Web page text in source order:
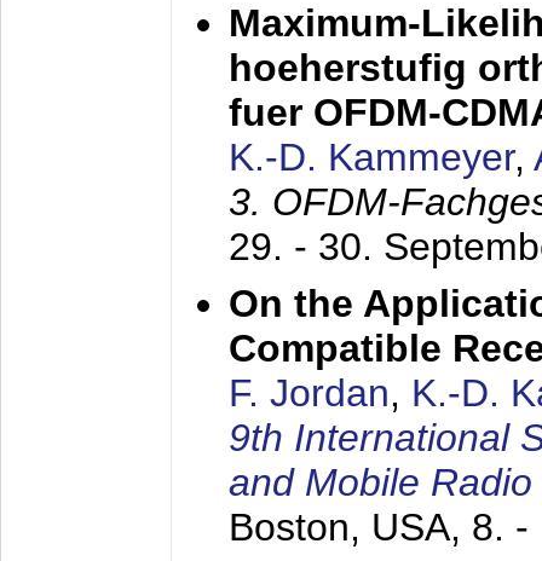
Maximum-
hoeherstufig
fuer OFDM-
K.-D. Kammeyer,
3. OFDM-
29. - 30.
On the
Compatible
F. Jordan, K.-D.
9th International
and Mobile
Boston, USA, 8. -